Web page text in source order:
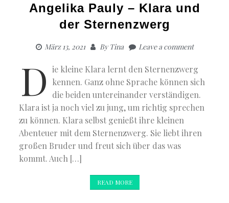
Angelika Pauly – Klara und
der Sternenzwerg
März 13, 2021 ByTina Leave a comment
D ie kleine Klara lernt den Sternenzwerg
kennen. Ganz ohne Sprache können sich
die beiden untereinander verständigen.
Klara ist ja noch viel zu jung, um richtig sprechen
zu können. Klara selbst genießt ihre kleinen
Abenteuer mit dem Sternenzwerg. Sie liebt ihren
großen Bruder und freut sich über das was
kommt. Auch […]
READ MORE